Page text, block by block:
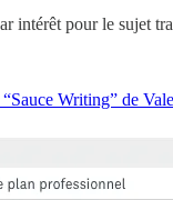
intérêt pour le sujet
“Sauce Writing” de